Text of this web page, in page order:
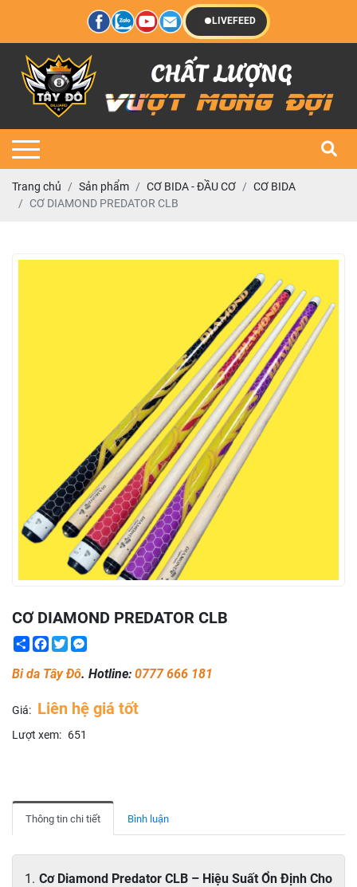
LIVEFEED
Trang chủ Sản phẩm CƠ BIDA - ĐẦU CƠ
CƠ BIDA
CƠ DIAMOND PREDATOR CLB
CƠ DIAMOND PREDATOR CLB
ShareFacebook
Twitter
Bi da Tây Đô. Hotline: 0777 666 181
Giá: Liên hệ giá tốt
Lượt xem: 651
Thông tin chi tiết Bình luận
Cơ Diamond Predator CLB – Hiệu Suất Ổn Định Cho